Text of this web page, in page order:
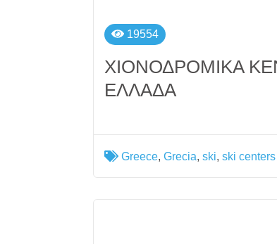
19554
ΧΙΟΝΟΔΡΟΜΙΚΑ
ΕΛΛΑΔΑ
Greece, Grecia, ski, ski centers